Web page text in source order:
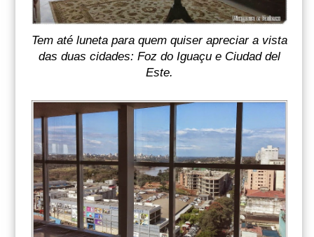
Tem até luneta para quem quiser apreciar a vista
das duas cidades: Foz do Iguaçu e Ciudad del
Este.